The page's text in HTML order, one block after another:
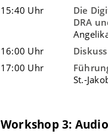
15:40 Uhr
Die
DRA
16:00 Uhr
17:00 Uhr
St.-
Workshop 3: Audio